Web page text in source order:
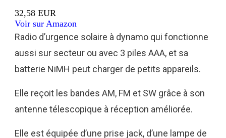
32,58 EUR
Voir sur Amazon
Radio d’urgence solaire à dynamo qui fonctionne
aussi sur secteur ou avec 3 piles AAA, et sa
batterie NiMH peut charger de petits appareils.
Elle reçoit les bandes AM, FM et SW grâce à son
antenne télescopique à réception améliorée.
Elle est équipée d’une prise jack, d’une lampe de